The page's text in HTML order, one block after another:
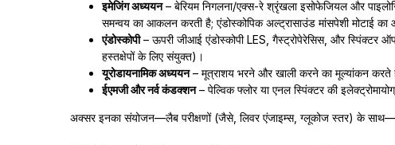
इमेजिंग अध्ययन– बेरियम निगलना/एक्स-रे श्रृंखला इसोफेजियल और
समन्वय का आकलन करती है; एंडोस्कोपिक अल्ट्रासाउंड मांसपेशी मोटाई
एंडोस्कोपी– ऊपरी जीआई एंडोस्कोपी LES, गैस्ट्रोपेरेसिस, और स्पिंक्टर
हस्तक्षेपों के लिए संयुक्त)।
यूरोडायनामिक अध्ययन– मूत्राशय भरने और खाली करने का मूल्यांकन करते हैं,
ईएमजी और नर्व कंडक्शन– पेल्विक फ्लोर या एनल स्पिंक्टर की
अक्सर इनका संयोजन—लैब परीक्षणों (जैसे, लिवर एंजाइम्स, ग्लूकोज स्तर) के